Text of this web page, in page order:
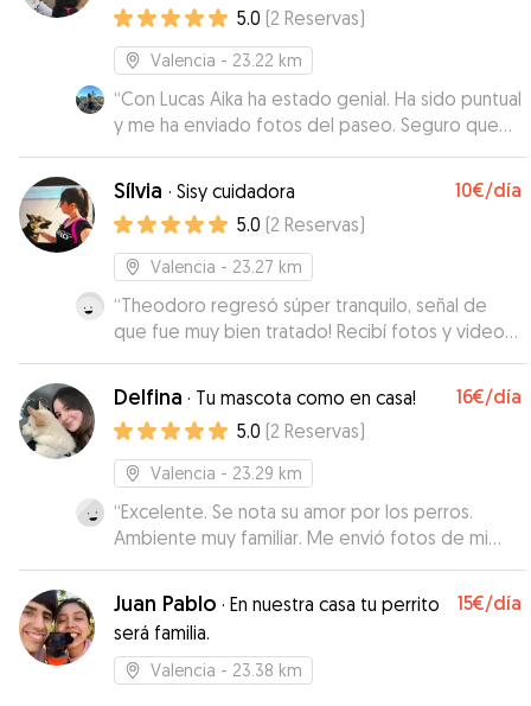
cuidados con ellos 🐶
5.0 (2 Reservas)
Valencia - 23.22 km
“Con Lucas Aika ha estado genial. Ha sido puntual
y me ha enviado fotos del paseo. Seguro que
repetimos.”
Sílvia · Sisy cuidadora 10€/día
5.0 (2 Reservas)
Valencia - 23.27 km
“Theodoro regresó súper tranquilo, señal de
que fue muy bien tratado! Recibí fotos y videos
de él durante su estadía, realmente se
preocupan por el bienestar del perro. Volveré a
contratar!
”
Delfina · Tu mascota como en casa! 16€/día
5.0 (2 Reservas)
Valencia - 23.29 km
“Excelente. Se nota su amor por los perros.
Ambiente muy familiar. Me envió fotos de mi
perrita todos los días y me iba contando como
iba. Confío 100% en ella. ¡Mi perrita vino
demasiado feliz! Incluso le costó despedirse de
ella. Fue la primera vez pero seguro
repetiremos. ¡Gracias Delfina!
Juan Pablo · En nuestra casa tu perrito
será familia.
15€/día
Valencia - 23.38 km